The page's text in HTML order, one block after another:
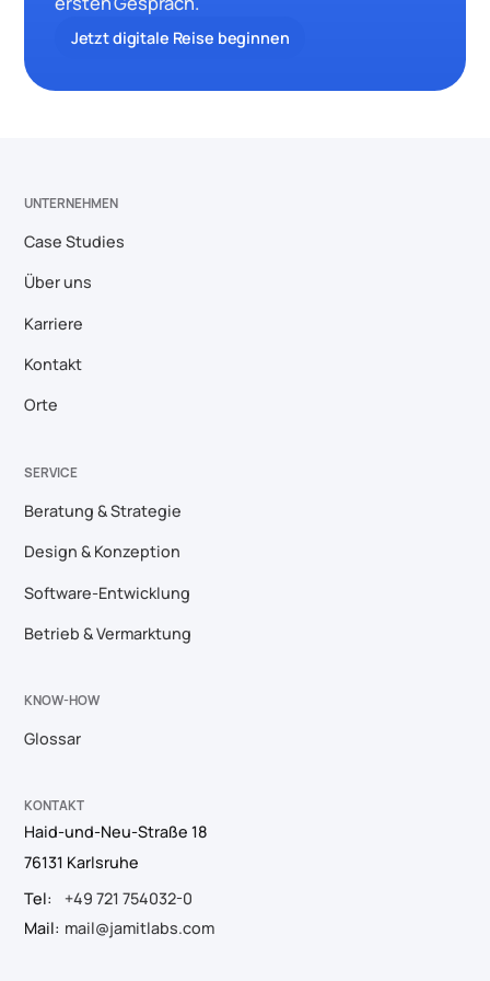
Jetzt digitale Reise beginnen
UNTERNEHMEN
Case Studies
Über uns
Karriere
Kontakt
Orte
SERVICE
Beratung & Strategie
Design & Konzeption
Software-Entwicklung
Betrieb & Vermarktung
KNOW-HOW
Glossar
KONTAKT
Haid-und-Neu-Straße 18
76131 Karlsruhe
Tel:
+49 721 754032-0
Mail: mail@jamitlabs.com